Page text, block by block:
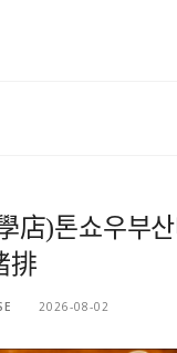
店)톤쇼우부
排
2026-08-02